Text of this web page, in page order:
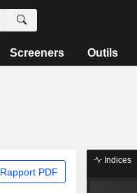
Screeners Outils
Rapport PDF
Indices